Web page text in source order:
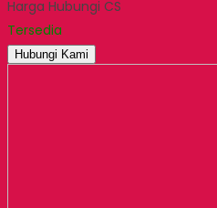
Email
Harga Hubungi CS
Tersedia
Hubungi Kami